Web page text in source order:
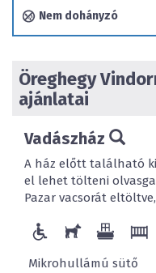
Nem dohányzó
Öreghegy
ajánlatai
Vadászház
A ház előtt található
el lehet tölteni
Pazar vacsorát eltöltve,
Mikrohullámú sütő